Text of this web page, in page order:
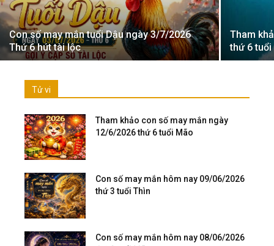
Con số may mắn tuổi Dậu ngày 3/7/2026
Thứ 6 hút tài lộc
Tham
thứ 6
Tử vi
Tham khảo con số may mắn ngày
12/6/2026 thứ 6 tuổi Mão
Con số may mắn hôm nay 09/06/2026
thứ 3 tuổi Thìn
Con số may mắn hôm nay 08/06/2026